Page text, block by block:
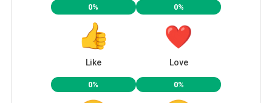
0%
Like
0%
Love
0% 0%